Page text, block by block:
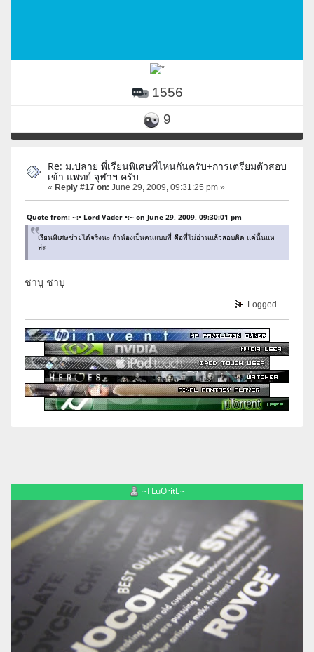
1556
9
Re: ม.ปลาย พี่เรียนพิเศษที่ไหนกันครับ+การเตรียมตัวสอบ
เข้า แพทย์ จุฬาฯ ครับ
« Reply #17 on: June 29, 2009, 09:31:25 pm »
Quote from: ~:• Lord Vader •:~ on June 29, 2009, 09:30:01 pm
เรียนพิเศษช่วยได้จริงนะ ถ้าน้องเป็นคนแบบพี่ คือพี่ไม่อ่านแล้วสอบติด แค่นั้นแห
ล่ะ
ชาบู ชาบู
Logged
~FLuOritE~